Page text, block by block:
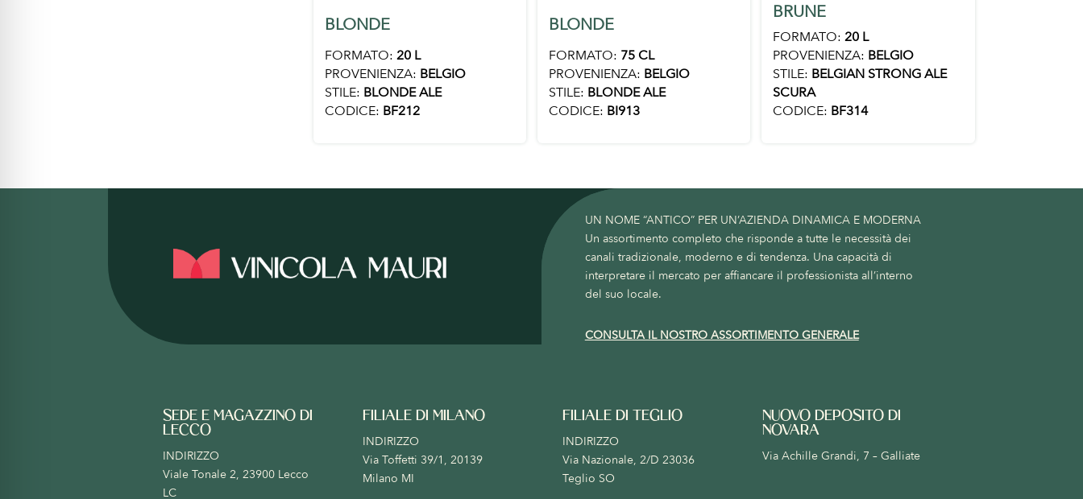
BLONDE
FORMATO: 20 L
PROVENIENZA: BELGIO
STILE: BLONDE ALE
CODICE: BF212
BLONDE
FORMATO: 75 CL
PROVENIENZA: BELGIO
STILE: BLONDE ALE
CODICE: BI913
BRUNE
FORMATO: 20 L
PROVENIENZA: BELGIO
STILE: BELGIAN STRONG ALE
SCURA
CODICE: BF314
UN NOME “ANTICO” PER UN’AZIENDA DINAMICA E MODERNA
Un assortimento completo che risponde a tutte le necessità dei
canali tradizionale, moderno e di tendenza. Una capacità di
interpretare il mercato per affiancare il professionista all’interno
del suo locale.
CONSULTA IL NOSTRO ASSORTIMENTO GENERALE
SEDE E MAGAZZINO DI
LECCO
INDIRIZZO
Viale Tonale 2, 23900 Lecco
LC
FILIALE DI MILANO
INDIRIZZO
Via Toffetti 39/1, 20139
Milano MI
FILIALE DI TEGLIO
INDIRIZZO
Via Nazionale, 2/D 23036
Teglio SO
NUOVO DEPOSITO DI
NOVARA
Via Achille Grandi, 7 – Galliate